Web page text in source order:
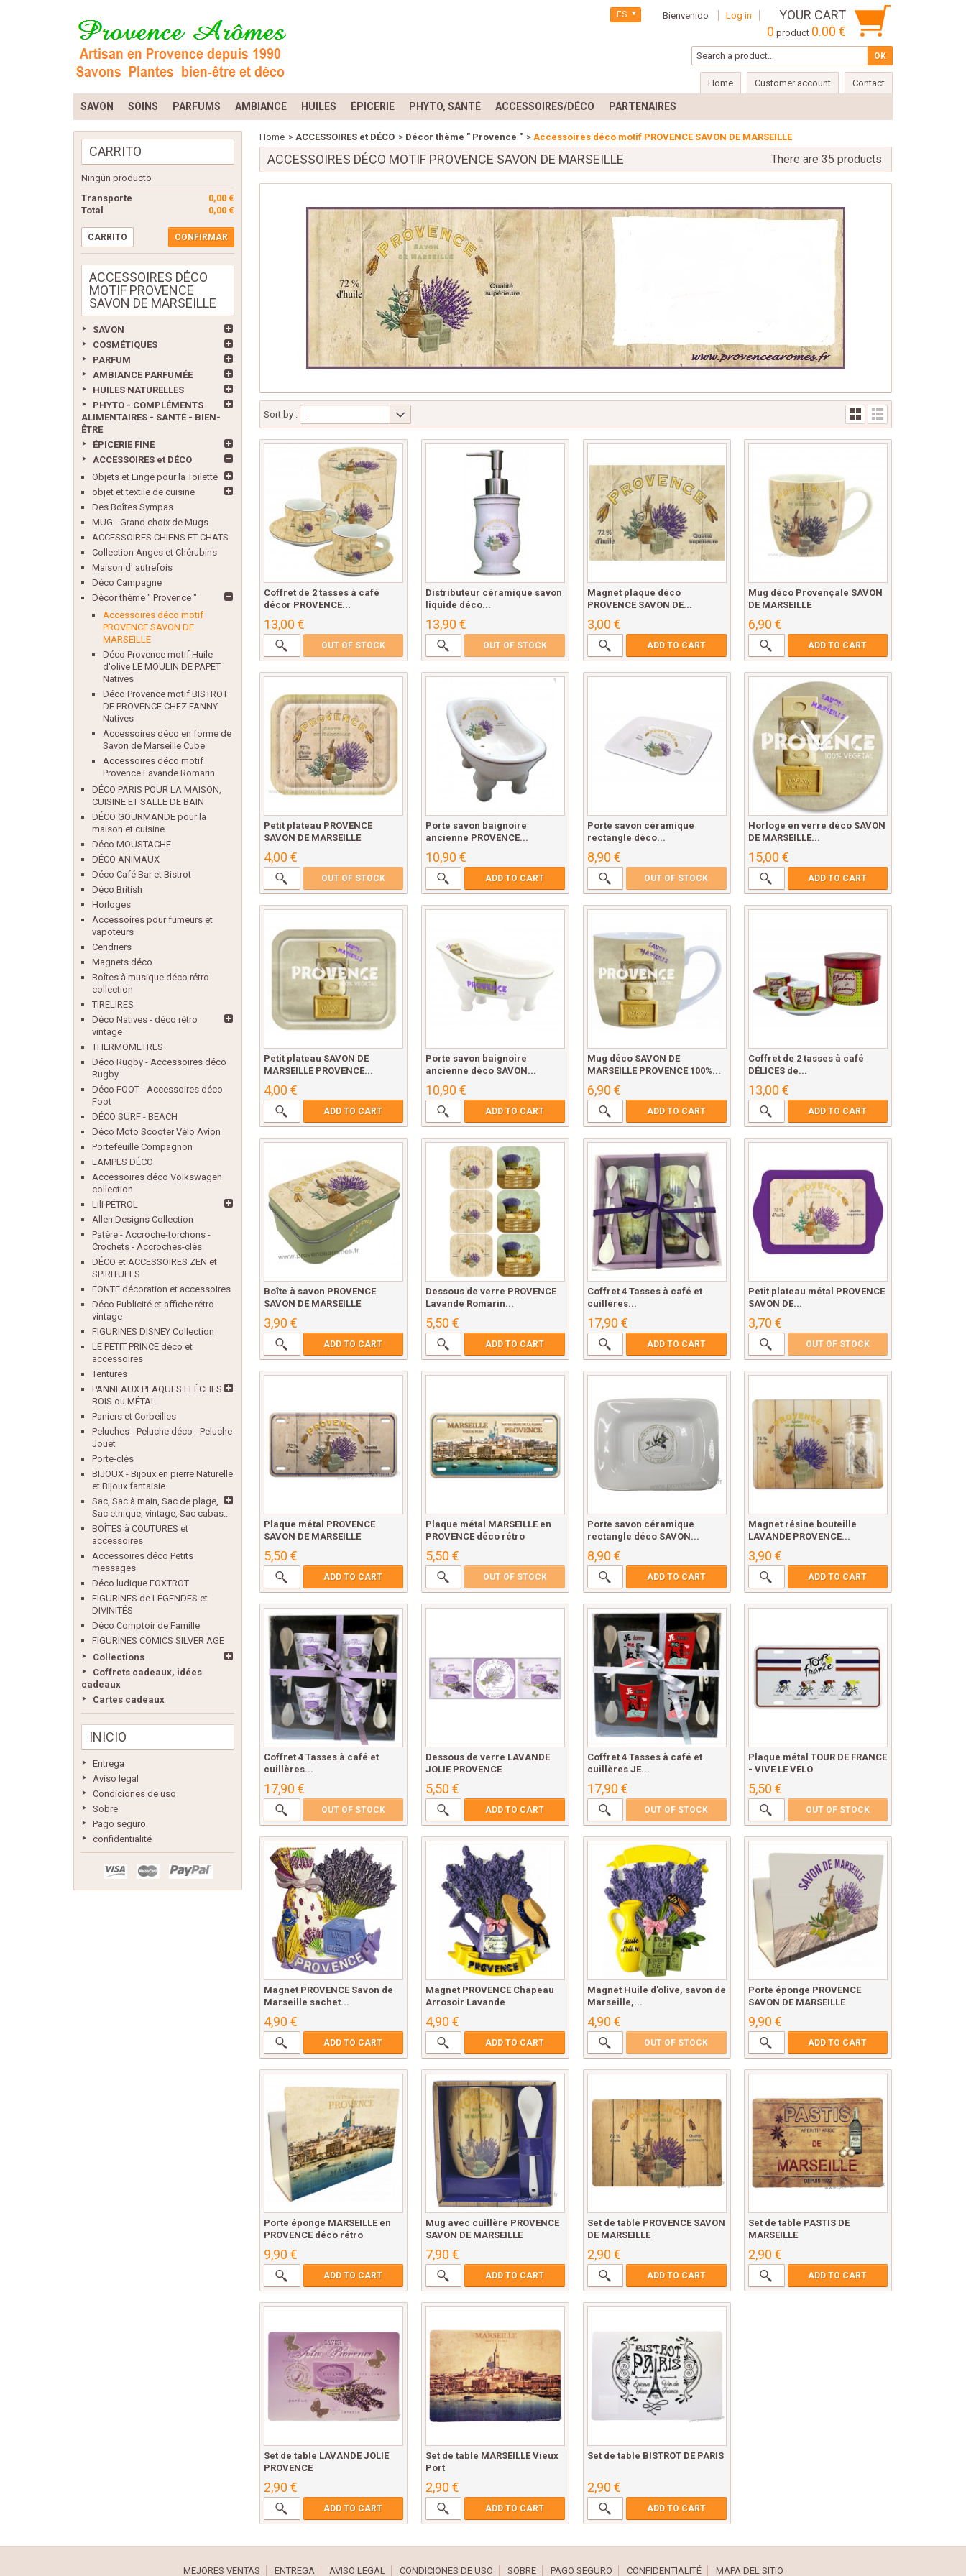
Bienvenido Log in
YOUR CART
0 product 0.00 €
ES
Home Customer account Contact
SAVON SOINS PARFUMS AMBIANCE HUILES ÉPICERIE PHYTO, SANTÉ ACCESSOIRES/DÉCO PARTENAIRES
CARRITO
Ningún producto
0,00 €
Transporte
0,00 €
Total
CARRITO CONFIRMAR
ACCESSOIRES DÉCO
MOTIF PROVENCE
SAVON DE MARSEILLE
SAVON
COSMÉTIQUES
PARFUM
AMBIANCE PARFUMÉE
HUILES NATURELLES
PHYTO - COMPLÉMENTS
ALIMENTAIRES - SANTÉ - BIEN-
ÊTRE
ÉPICERIE FINE
ACCESSOIRES et DÉCO
Objets et Linge pour la Toilette
objet et textile de cuisine
Des Boîtes Sympas
MUG - Grand choix de Mugs
ACCESSOIRES CHIENS ET CHATS
Collection Anges et Chérubins
Maison d' autrefois
Déco Campagne
Décor thème " Provence "
Accessoires déco motif
PROVENCE SAVON DE
MARSEILLE
Déco Provence motif Huile
d'olive LE MOULIN DE PAPET
Natives
Déco Provence motif BISTROT
DE PROVENCE CHEZ FANNY
Natives
Accessoires déco en forme de
Savon de Marseille Cube
Accessoires déco motif
Provence Lavande Romarin
DÉCO PARIS POUR LA MAISON,
CUISINE ET SALLE DE BAIN
DÉCO GOURMANDE pour la
maison et cuisine
Déco MOUSTACHE
DÉCO ANIMAUX
Déco Café Bar et Bistrot
Déco British
Horloges
Accessoires pour fumeurs et
vapoteurs
Cendriers
Magnets déco
Boîtes à musique déco rétro
collection
TIRELIRES
Déco Natives - déco rétro
vintage
THERMOMETRES
Déco Rugby - Accessoires déco
Rugby
Déco FOOT - Accessoires déco
Foot
DÉCO SURF - BEACH
Déco Moto Scooter Vélo Avion
Portefeuille Compagnon
LAMPES DÉCO
Accessoires déco Volkswagen
collection
Lili PÉTROL
Allen Designs Collection
Patère - Accroche-torchons -
Crochets - Accroches-clés
DÉCO et ACCESSOIRES ZEN et
SPIRITUELS
FONTE décoration et accessoires
Déco Publicité et affiche rétro
vintage
FIGURINES DISNEY Collection
LE PETIT PRINCE déco et
accessoires
Tentures
PANNEAUX PLAQUES FLÈCHES
BOIS ou MÉTAL
Paniers et Corbeilles
Peluches - Peluche déco - Peluche
Jouet
Porte-clés
BIJOUX - Bijoux en pierre Naturelle
et Bijoux fantaisie
Sac, Sac à main, Sac de plage,
Sac etnique, vintage, Sac cabas..
BOÎTES à COUTURES et
accessoires
Accessoires déco Petits
messages
Déco ludique FOXTROT
FIGURINES de LÉGENDES et
DIVINITÉS
Déco Comptoir de Famille
FIGURINES COMICS SILVER AGE
Collections
Coffrets cadeaux, idées
cadeaux
Cartes cadeaux
INICIO
Entrega
Aviso legal
Condiciones de uso
Sobre
Pago seguro
confidentialité
Home > ACCESSOIRES et DÉCO > Décor thème " Provence " > Accessoires déco motif PROVENCE SAVON DE MARSEILLE
ACCESSOIRES DÉCO MOTIF PROVENCE SAVON DE MARSEILLE There are 35 products.
Sort by : --
Coffret de 2 tasses à café
décor PROVENCE...
13,00 €
OUT OF STOCK
Distributeur céramique savon
liquide déco...
13,90 €
OUT OF STOCK
Magnet plaque déco
PROVENCE SAVON DE...
3,00 €
ADD TO CART
Mug déco Provençale SAVON
DE MARSEILLE
6,90 €
ADD TO CART
Petit plateau PROVENCE
SAVON DE MARSEILLE
4,00 €
OUT OF STOCK
Porte savon baignoire
ancienne PROVENCE...
10,90 €
ADD TO CART
Porte savon céramique
rectangle déco...
8,90 €
OUT OF STOCK
Horloge en verre déco SAVON
DE MARSEILLE...
15,00 €
ADD TO CART
Petit plateau SAVON DE
MARSEILLE PROVENCE...
4,00 €
ADD TO CART
Porte savon baignoire
ancienne déco SAVON...
10,90 €
ADD TO CART
Mug déco SAVON DE
MARSEILLE PROVENCE 100%...
6,90 €
ADD TO CART
Coffret de 2 tasses à café
DÉLICES de...
13,00 €
ADD TO CART
Boîte à savon PROVENCE
SAVON DE MARSEILLE
3,90 €
ADD TO CART
Dessous de verre PROVENCE
Lavande Romarin...
5,50 €
ADD TO CART
Coffret 4 Tasses à café et
cuillères...
17,90 €
ADD TO CART
Petit plateau métal PROVENCE
SAVON DE...
3,70 €
OUT OF STOCK
Plaque métal PROVENCE
SAVON DE MARSEILLE
5,50 €
ADD TO CART
Plaque métal MARSEILLE en
PROVENCE déco rétro
5,50 €
OUT OF STOCK
Porte savon céramique
rectangle déco SAVON...
8,90 €
ADD TO CART
Magnet résine bouteille
LAVANDE PROVENCE...
3,90 €
ADD TO CART
Coffret 4 Tasses à café et
cuillères...
17,90 €
OUT OF STOCK
Dessous de verre LAVANDE
JOLIE PROVENCE
5,50 €
ADD TO CART
Coffret 4 Tasses à café et
cuillères JE...
17,90 €
OUT OF STOCK
Plaque métal TOUR DE FRANCE
- VIVE LE VÉLO
5,50 €
OUT OF STOCK
Magnet PROVENCE Savon de
Marseille sachet...
4,90 €
ADD TO CART
Magnet PROVENCE Chapeau
Arrosoir Lavande
4,90 €
ADD TO CART
Magnet Huile d'olive, savon de
Marseille,...
4,90 €
OUT OF STOCK
Porte éponge PROVENCE
SAVON DE MARSEILLE
9,90 €
ADD TO CART
Porte éponge MARSEILLE en
PROVENCE déco rétro
9,90 €
ADD TO CART
Mug avec cuillère PROVENCE
SAVON DE MARSEILLE
7,90 €
ADD TO CART
Set de table PROVENCE SAVON
DE MARSEILLE
2,90 €
ADD TO CART
Set de table PASTIS DE
MARSEILLE
2,90 €
ADD TO CART
Set de table LAVANDE JOLIE
PROVENCE
2,90 €
ADD TO CART
Set de table MARSEILLE Vieux
Port
2,90 €
ADD TO CART
Set de table BISTROT DE PARIS
2,90 €
ADD TO CART
MEJORES VENTAS ENTREGA AVISO LEGAL CONDICIONES DE USO SOBRE PAGO SEGURO CONFIDENTIALITÉ MAPA DEL SITIO